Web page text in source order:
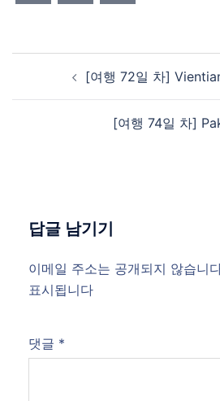
navigation[여행 72일 차]
[여행 74일 차]
답글 남기기
이메일 주소는 공개되지 않습니
표시됩니다
댓글 *